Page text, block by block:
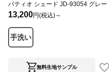
パティオ シェード JD-93054 グレー
13,200円(税込)～
手洗い
無料生地サンプル